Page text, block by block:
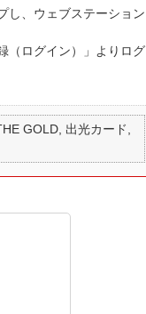
し、ウェブステーション
（ログイン）」よりログ
GOLD, 出光カード,